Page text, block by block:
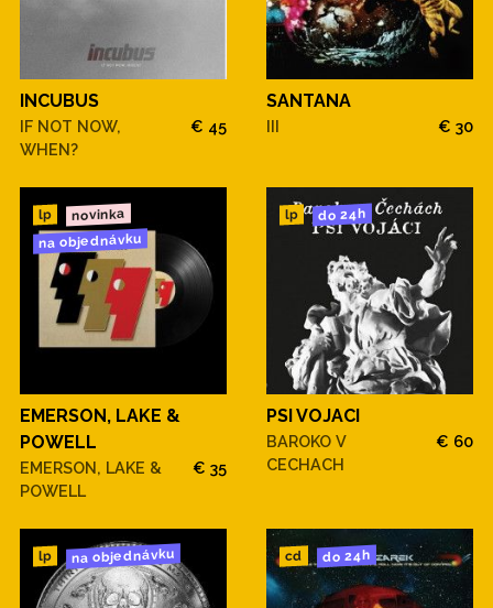
INCUBUS
IF NOT NOW,
WHEN?
€ 45
SANTANA
III € 30
lp novinka
na objednávku
EMERSON, LAKE &
POWELL
EMERSON, LAKE &
POWELL
€ 35
lp do 24h
PSI VOJACI
BAROKO V
CECHACH
€ 60
lp na objednávku cd do 24h